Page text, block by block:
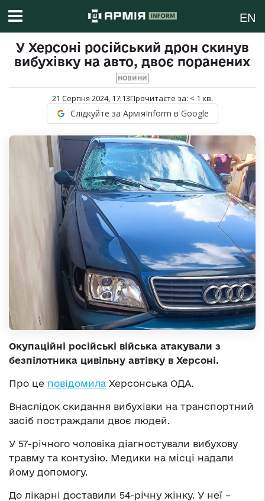
EN
У Херсоні російський дрон скинув
вибухівку на авто, двоє поранених
НОВИНИ
21 Серпня 2024, 17:13Прочитаєте за: < 1 хв.
Слідкуйте за АрміяInform в Google
Окупаційні російські війська атакували з
безпілотника цивільну автівку в Херсоні.
Про це повідомила Херсонська ОДА.
Внаслідок скидання вибухівки на транспортний
засіб постраждали двоє людей.
У 57-річного чоловіка діагностували вибухову
травму та контузію. Медики на місці надали
йому допомогу.
До лікарні доставили 54-річну жінку. У неї –